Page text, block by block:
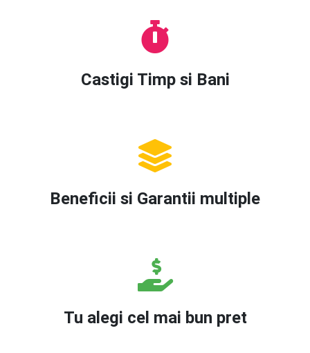
Castigi Timp si Bani
Beneficii si Garantii multiple
Tu alegi cel mai bun pret